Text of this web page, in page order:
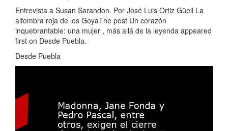
Entrevista a Susan Sarandon. Por José Luis Ortiz Güell La
alfombra roja de los GoyaThe post Un corazón
inquebrantable: una mujer , más allá de la leyenda appeared
first on Desde Puebla.
Desde Puebla